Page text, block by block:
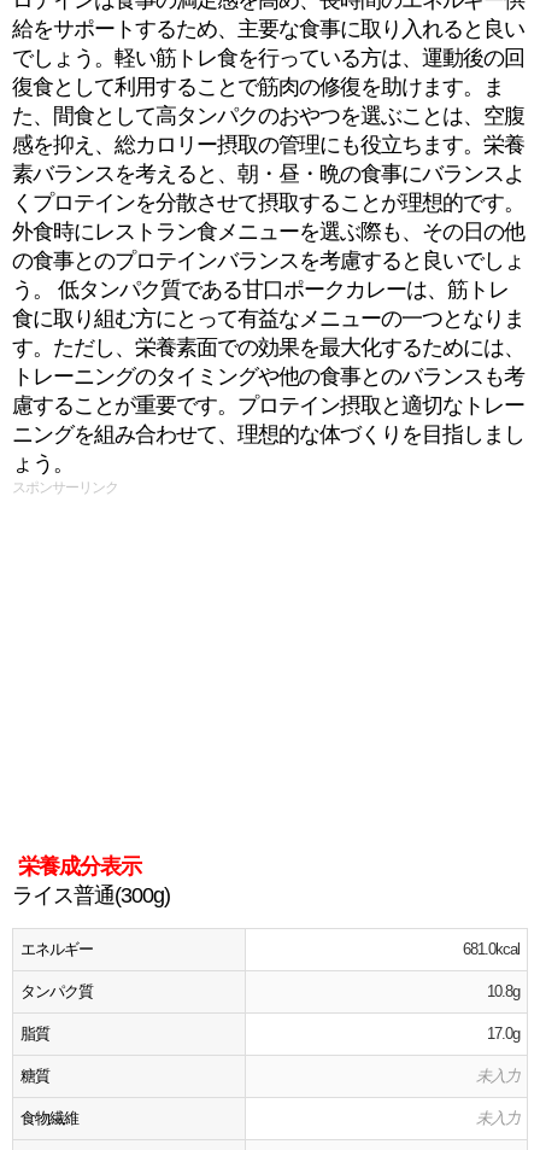
給をサポートするため、主要な食事に取り入れると良い
でしょう。軽い筋トレ食を行っている方は、運動後の回
復食として利用することで筋肉の修復を助けます。ま
た、間食として高タンパクのおやつを選ぶことは、空腹
感を抑え、総カロリー摂取の管理にも役立ちます。栄養
素バランスを考えると、朝・昼・晩の食事にバランスよ
くプロテインを分散させて摂取することが理想的です。
外食時にレストラン食メニューを選ぶ際も、その日の他
の食事とのプロテインバランスを考慮すると良いでしょ
う。 低タンパク質である甘口ポークカレーは、筋トレ
食に取り組む方にとって有益なメニューの一つとなりま
す。ただし、栄養素面での効果を最大化するためには、
トレーニングのタイミングや他の食事とのバランスも考
慮することが重要です。プロテイン摂取と適切なトレー
ニングを組み合わせて、理想的な体づくりを目指しまし
ょう。
スポンサーリンク
栄養成分表示
ライス普通(300g)
エネルギー 681.0kcal
タンパク質 10.8g
脂質 17.0g
糖質 未入力
食物繊維 未入力